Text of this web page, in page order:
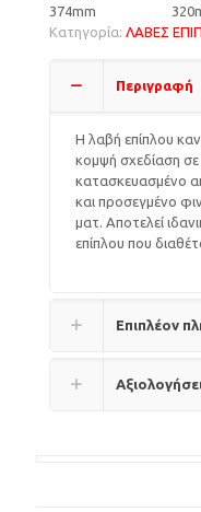
374mm
Κατηγορία: ΛΑΒΕΣ
Περιγραφή
Η λαβή επίπλου
κομψή σχεδίαση σε
κατασκευασμένο
και προσεγμένο
ματ. Αποτελεί
επίπλου που
Επιπλέον